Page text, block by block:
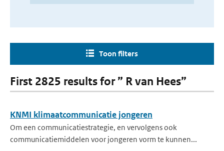
Toon filters
First 2825 results for ” R van Hees”
KNMI klimaatcommunicatie jongeren
Om een communicatiestrategie, en vervolgens ook
communicatiemiddelen voor jongeren vorm te kunnen...